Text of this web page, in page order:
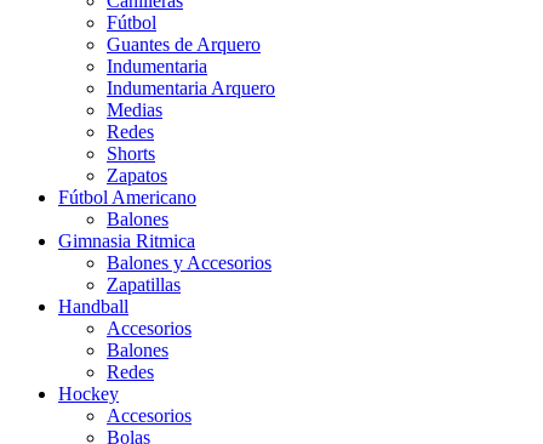
Fútbol
Guantes de Arquero
Indumentaria
Indumentaria Arquero
Medias
Redes
Shorts
Zapatos
Fútbol Americano
Balones
Gimnasia Ritmica
Balones y Accesorios
Zapatillas
Handball
Accesorios
Balones
Redes
Hockey
Accesorios
Bolas